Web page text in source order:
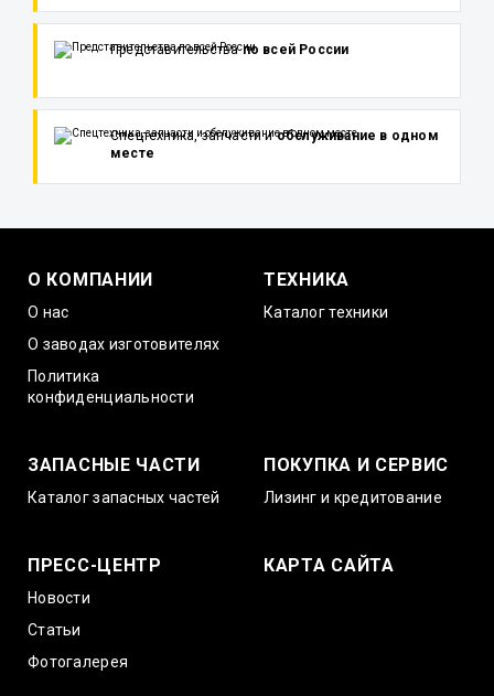
Представительствапо всей России
Спецтехника, запчасти иобслуживание в одном
месте
О КОМПАНИИ
О нас
О заводах изготовителях
Политика
конфиденциальности
ТЕХНИКА
Каталог техники
ЗАПАСНЫЕ ЧАСТИ
Каталог запасных частей
ПОКУПКА И СЕРВИС
Лизинг и кредитование
ПРЕСС-ЦЕНТР
Новости
Статьи
Фотогалерея
КАРТА САЙТА